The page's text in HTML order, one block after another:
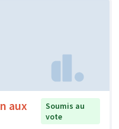
aux
Soumis au
vote